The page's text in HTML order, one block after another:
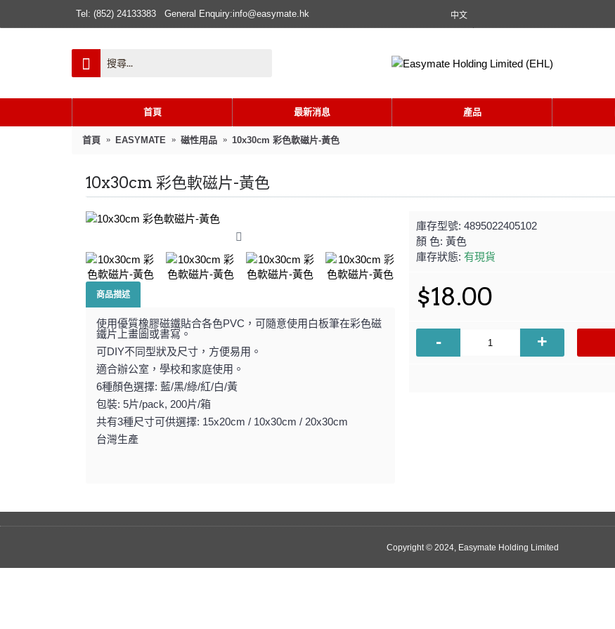
Tel: (852) 24133383 General Enquiry:info@easymate.hk 中文
首頁 最新消息 產品
首頁 EASYMATE 磁性用品 10x30cm 彩色軟磁片-黃色
10x30cm 彩色軟磁片-黃色
商品描述
使用優質橡膠磁鐵貼合各色PVC，可隨意使用白板筆在彩色磁
鐵片上畫圖或書寫。
可DIY不同型狀及尺寸，方便易用。
適合辦公室，學校和家庭使用。
6種顏色選擇: 藍/黑/綠/紅/白/黃
包裝: 5片/pack, 200片/箱
共有3種尺寸可供選擇: 15x20cm / 10x30cm / 20x30cm
台灣生產
庫存型號: 4895022405102
顏 色: 黃色
庫存狀態: 有現貨
$18.00
- +
Copyright © 2024, Easymate Holding Limited